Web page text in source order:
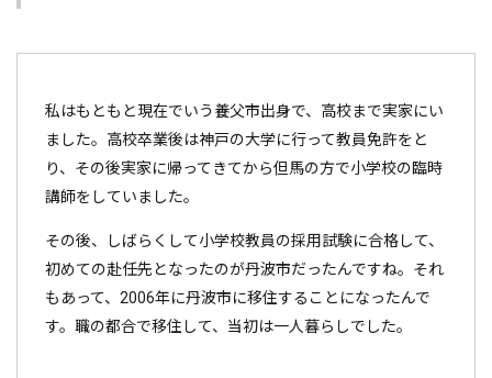
私はもともと現在でいう養父市出身で、高校まで実家にい
ました。高校卒業後は神戸の大学に行って教員免許をと
り、その後実家に帰ってきてから但馬の方で小学校の臨時
講師をしていました。
その後、しばらくして小学校教員の採用試験に合格して、
初めての赴任先となったのが丹波市だったんですね。それ
もあって、2006年に丹波市に移住することになったんで
す。職の都合で移住して、当初は一人暮らしでした。